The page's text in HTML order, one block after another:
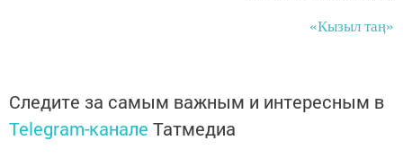
«Кызыл таӊ»
Следите за самым важным и интересным в
Telegram-канале Татмедиа